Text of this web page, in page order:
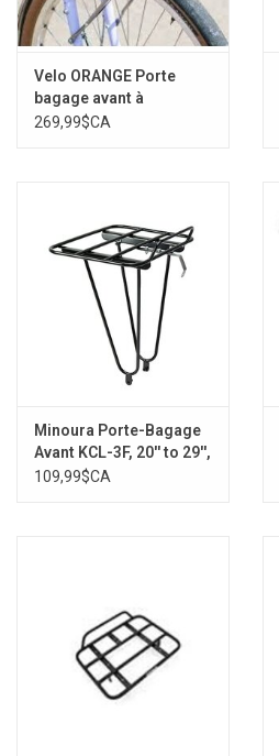
Velo ORANGE Porte
bagage avant à
montage plat
269,99$CA
Minoura Porte-Bagage
Avant KCL-3F, 20'' to 29'',
Black
109,99$CA